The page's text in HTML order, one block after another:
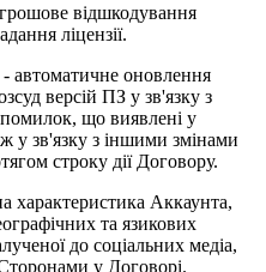
відшкодування
ліцензії.
- автоматичне оновлення
версій ПЗ у зв'язку з
що виявлені у
у зв'язку з іншими змінами
строку дії Договору.
характеристика Аккаунта,
та язикових
до соціальних медіа,
у Договорі.